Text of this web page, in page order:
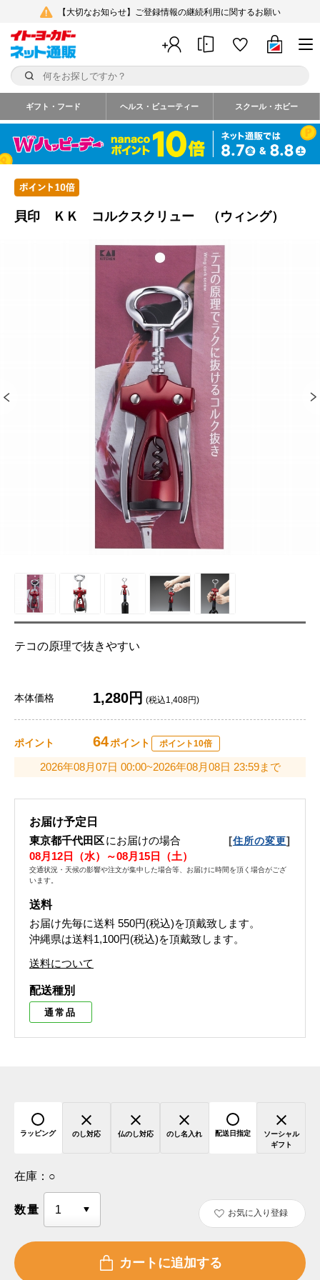
【大切なお知らせ】ご登録情報の継続利用に関するお願い
ギフト・フード ヘルス・ビューティー スクール・ホビー
貝印 ＫＫ コルクスクリュー （ウィング）
テコの原理で抜きやすい
本体価格 1,280円 (税込1,408円)
ポイント 64ポイント ポイント10倍
2026年08月07日 00:00~2026年08月08日 23:59まで
お届け予定日
東京都千代田区にお届けの場合 [住所の変更]
08月12日（水）～08月15日（土）
交通状況・天候の影響や注文が集中した場合等、お届けに時間を頂く場合がござ
います。
送料
お届け先毎に送料 550円(税込)を頂戴致します。
沖縄県は送料1,100円(税込)を頂戴致します。
送料について
配送種別
通常品
ラッピング のし対応 仏のし対応 のし名入れ 配送日指定
ソーシャル
ギフト
在庫： ○
数量 お気に入り登録